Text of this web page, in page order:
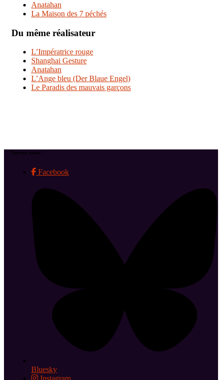
Anatahan
La Maison des 7 péchés
Du même réalisateur
L’Impératrice rouge
Shanghai Gesture
Anatahan
L’Ange bleu (Der Blaue Engel)
Le Paradis des mauvais garçons
Suivez-nous !
Facebook
Bluesky